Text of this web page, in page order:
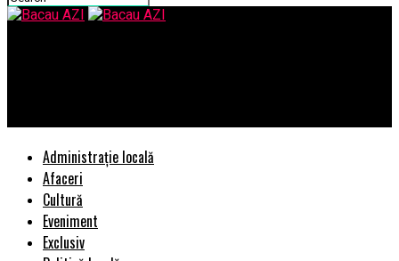
Administrație locală
Afaceri
Cultură
Eveniment
Exclusiv